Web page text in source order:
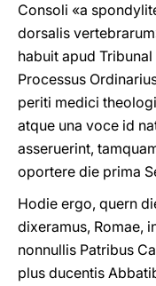
Consoli «a
dorsalis
habuit apud
Processus
periti medici
atque una voce id
asseruerint,
oportere die prima
Hodie ergo, quern
dixeramus, Romae,
nonnullis Patribus
plus ducentis